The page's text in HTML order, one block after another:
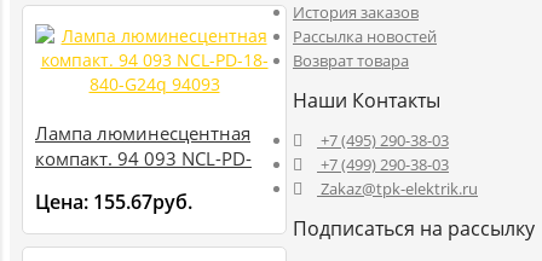
Лампа люминесцентная
компакт. 94 093 NCL-PD-
Цена: 155.67руб.
История заказов
Рассылка новостей
Возврат товара
Наши Контакты
+7 (495) 290-38-03
+7 (499) 290-38-03
Zakaz@tpk-elektrik.ru
Подписаться на рассылку